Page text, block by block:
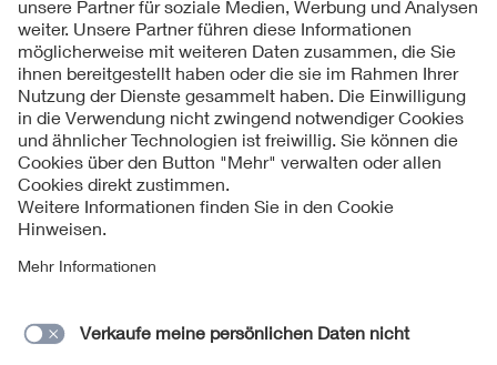
Kontakte
Service
Impressum
Datenschutzinformationen
Cookie Hinweise
Lieferantenportal